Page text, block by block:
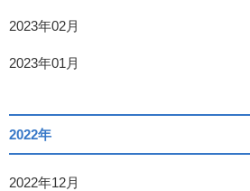
2023年02月
2023年01月
2022年
2022年12月